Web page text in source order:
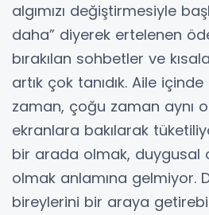
algımızı değiştirmesiyle
daha” diyerek ertelenen
bırakılan sohbetler ve
artık çok tanıdık. Aile
zaman, çoğu zaman aynı
ekranlara bakılarak
bir arada olmak, duygusal
olmak anlamına gelmiyor.
bireylerini bir araya